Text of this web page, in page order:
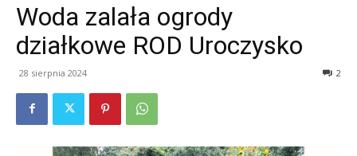
Woda zalała ogrody
działkowe ROD Uroczysko
28 sierpnia 2024 2